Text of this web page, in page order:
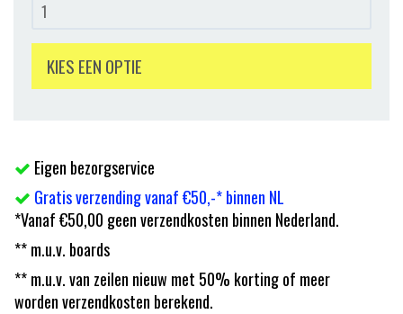
KIES EEN OPTIE
Eigen bezorgservice
Gratis verzending vanaf €50,-* binnen NL
*Vanaf €50,00 geen verzendkosten binnen Nederland.
** m.u.v. boards
** m.u.v. van zeilen nieuw met 50% korting of meer
worden verzendkosten berekend.